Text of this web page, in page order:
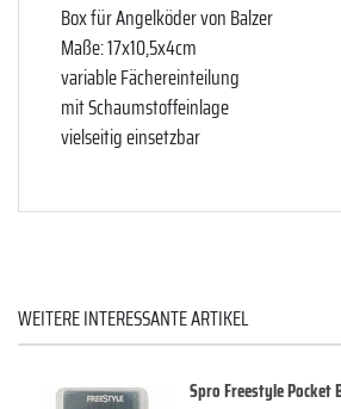
Box für Angelköder von Balzer
Maße: 17x10,5x4cm
variable Fächereinteilung
mit Schaumstoffeinlage
vielseitig einsetzbar
WEITERE INTERESSANTE ARTIKEL
Spro Freestyle Pocket